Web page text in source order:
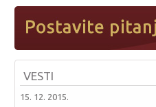
VESTI
15. 12. 2015.